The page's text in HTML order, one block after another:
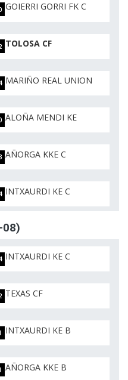
GOIERRI GORRI FK C
TOLOSA CF
MARIÑO REAL UNION
ALOÑA MENDI KE
AÑORGA KKE C
INTXAURDI KE C
08)
INTXAURDI KE C
TEXAS CF
INTXAURDI KE B
AÑORGA KKE B